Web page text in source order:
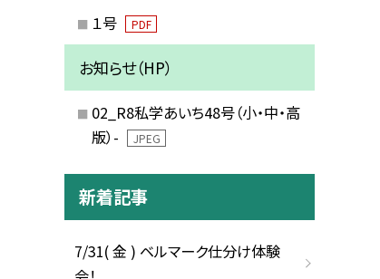
１号 PDF
お知らせ（HP）
02_R8私学あいち48号（小・中・高
版）-
JPEG
新着記事
7/31( 金 ) ベルマーク仕分け体験